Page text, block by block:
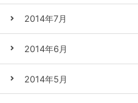
2014年7月
2014年6月
2014年5月